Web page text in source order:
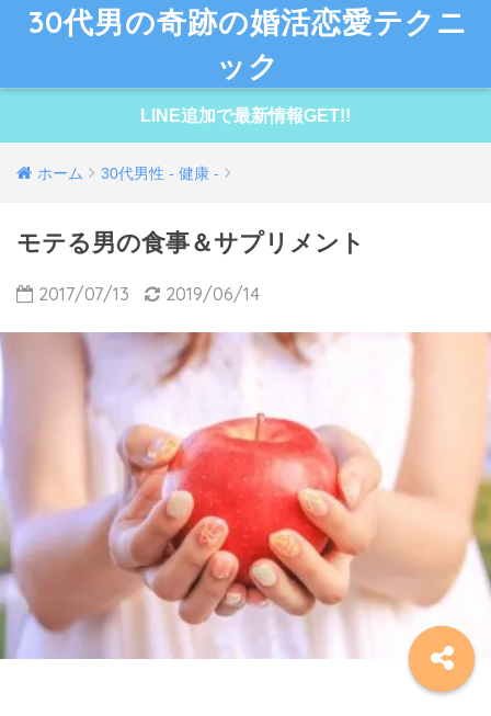
30代男の奇跡の婚活恋愛テクニ
ック
LINE追加で最新情報GET!!
ホーム 30代男性 - 健康 -
モテる男の食事＆サプリメント
2017/07/13 2019/06/14